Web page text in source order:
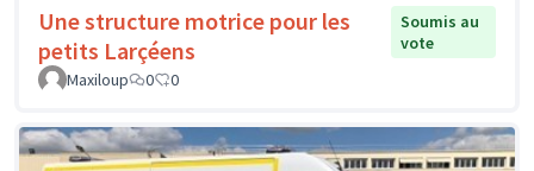
Une structure motrice pour les
petits Larçéens
Soumis au
vote
Maxiloup
0 0